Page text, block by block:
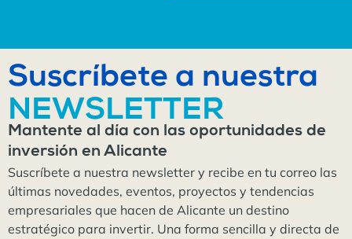
Suscríbete a nuestra
NEWSLETTER
Mantente al día con las oportunidades de
inversión en Alicante
Suscríbete a nuestra newsletter y recibe en tu correo las
últimas novedades, eventos, proyectos y tendencias
empresariales que hacen de Alicante un destino
estratégico para invertir. Una forma sencilla y directa de